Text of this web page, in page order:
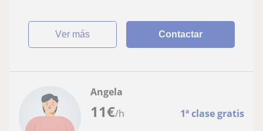
ver más Contactar
11€/h 1ª clase gratis
Angela